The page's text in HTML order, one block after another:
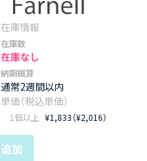
在庫数
在庫なし
納期概算
通常2週間以内
1個以上 ¥1,833（¥2,016）
追加